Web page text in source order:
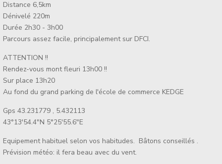
Distance 6,5km
Dénivelé 220m
Durée 2h30 - 3h00
Parcours assez facile, principalement sur DFCI.
ATTENTION !!
Rendez-vous mont fleuri 13h00 !!
Sur place 13h20
Au fond du grand parking de l'école de commerce KEDGE
Gps 43.231779 , 5.432113
43°13'54.4"N 5°25'55.6"E
Equipement habituel selon vos habitudes. Bâtons conseillés .
Prévision météo: il fera beau avec du vent.